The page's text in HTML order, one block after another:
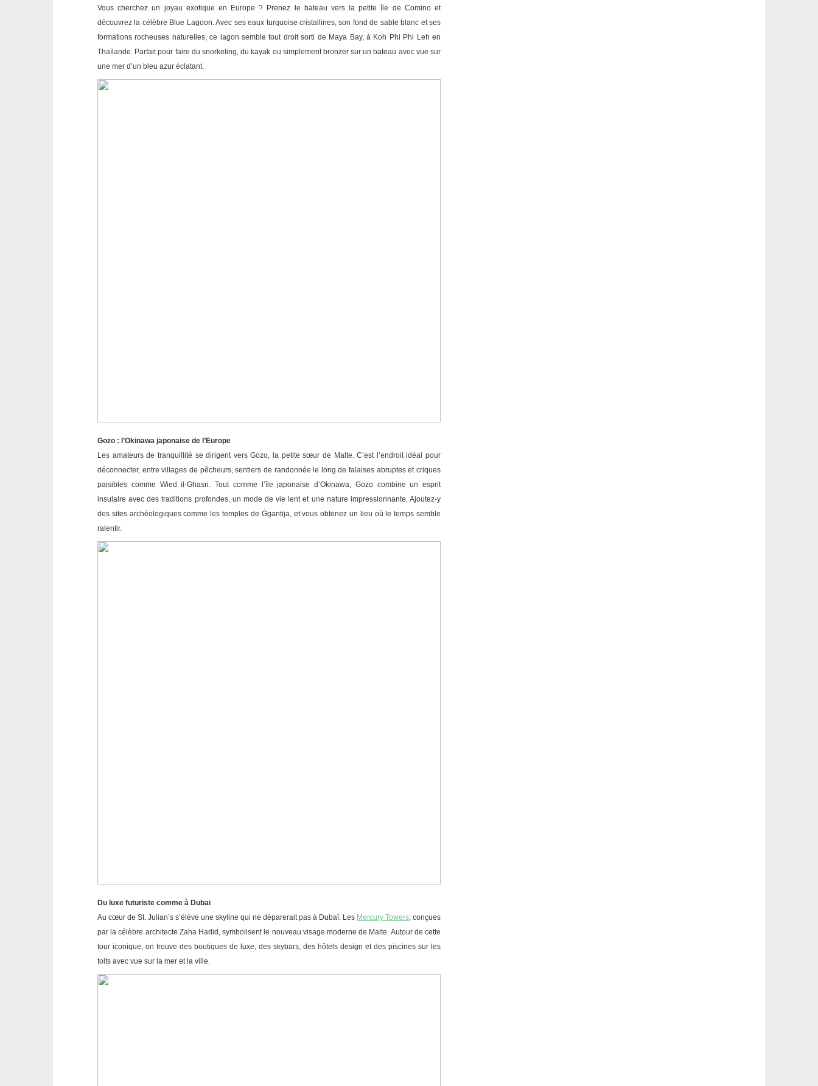
Vous cherchez un joyau exotique en Europe ? Prenez le bateau vers la petite île de Comino et
découvrez la célèbre Blue Lagoon. Avec ses eaux turquoise cristallines, son fond de sable blanc et ses
formations rocheuses naturelles, ce lagon semble tout droit sorti de Maya Bay, à Koh Phi Phi Leh en
Thaïlande. Parfait pour faire du snorkeling, du kayak ou simplement bronzer sur un bateau avec vue sur
une mer d’un bleu azur éclatant.
Gozo : l’Okinawa japonaise de l’Europe
Les amateurs de tranquillité se dirigent vers Gozo, la petite sœur de Malte. C’est l’endroit idéal pour
déconnecter, entre villages de pêcheurs, sentiers de randonnée le long de falaises abruptes et criques
paisibles comme Wied il-Ghasri. Tout comme l’île japonaise d’Okinawa, Gozo combine un esprit
insulaire avec des traditions profondes, un mode de vie lent et une nature impressionnante. Ajoutez-y
des sites archéologiques comme les temples de Ġgantija, et vous obtenez un lieu où le temps semble
ralentir.
Du luxe futuriste comme à Dubaï
Au cœur de St. Julian’s s’élève une skyline qui ne déparerait pas à Dubaï. Les Mercury Towers, conçues
par la célèbre architecte Zaha Hadid, symbolisent le nouveau visage moderne de Malte. Autour de cette
tour iconique, on trouve des boutiques de luxe, des skybars, des hôtels design et des piscines sur les
toits avec vue sur la mer et la ville.